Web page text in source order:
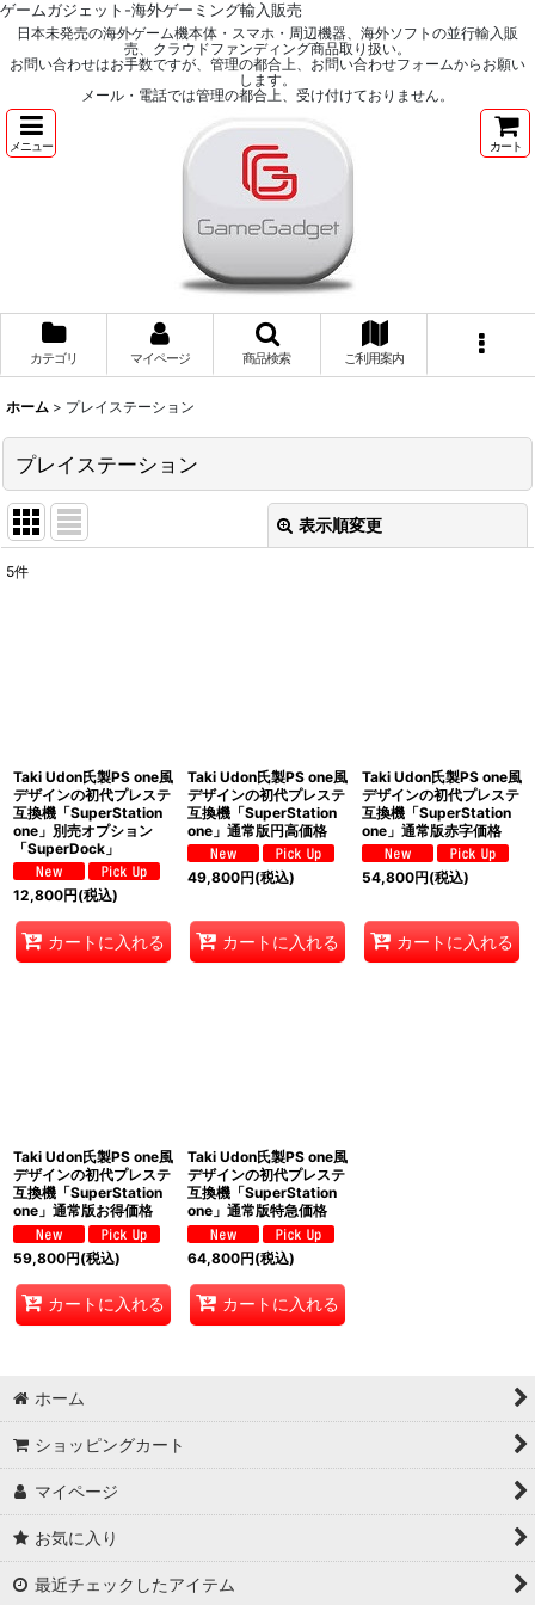
ゲームガジェット-海外ゲーミング輸入販売
日本未発売の海外ゲーム機本体・スマホ・周辺機器、海外ソフトの並行輸入販
売、クラウドファンディング商品取り扱い。
お問い合わせはお手数ですが、管理の都合上、お問い合わせフォームからお願い
します。
メール・電話では管理の都合上、受け付けておりません。
メニュー カート
カテゴリ マイページ 商品検索 ご利用案内
ホーム > プレイステーション
プレイステーション
表示順変更
5件
Taki Udon氏製PS one風
デザインの初代プレステ
互換機「SuperStation
one」別売オプション
「SuperDock」
12,800円(税込)
カートに入れる
Taki Udon氏製PS one風
デザインの初代プレステ
互換機「SuperStation
one」通常版円高価格
49,800円(税込)
カートに入れる
Taki Udon氏製PS one風
デザインの初代プレステ
互換機「SuperStation
one」通常版赤字価格
54,800円(税込)
カートに入れる
Taki Udon氏製PS one風
デザインの初代プレステ
互換機「SuperStation
one」通常版お得価格
59,800円(税込)
カートに入れる
Taki Udon氏製PS one風
デザインの初代プレステ
互換機「SuperStation
one」通常版特急価格
64,800円(税込)
カートに入れる
ホーム
ショッピングカート
マイページ
お気に入り
最近チェックしたアイテム